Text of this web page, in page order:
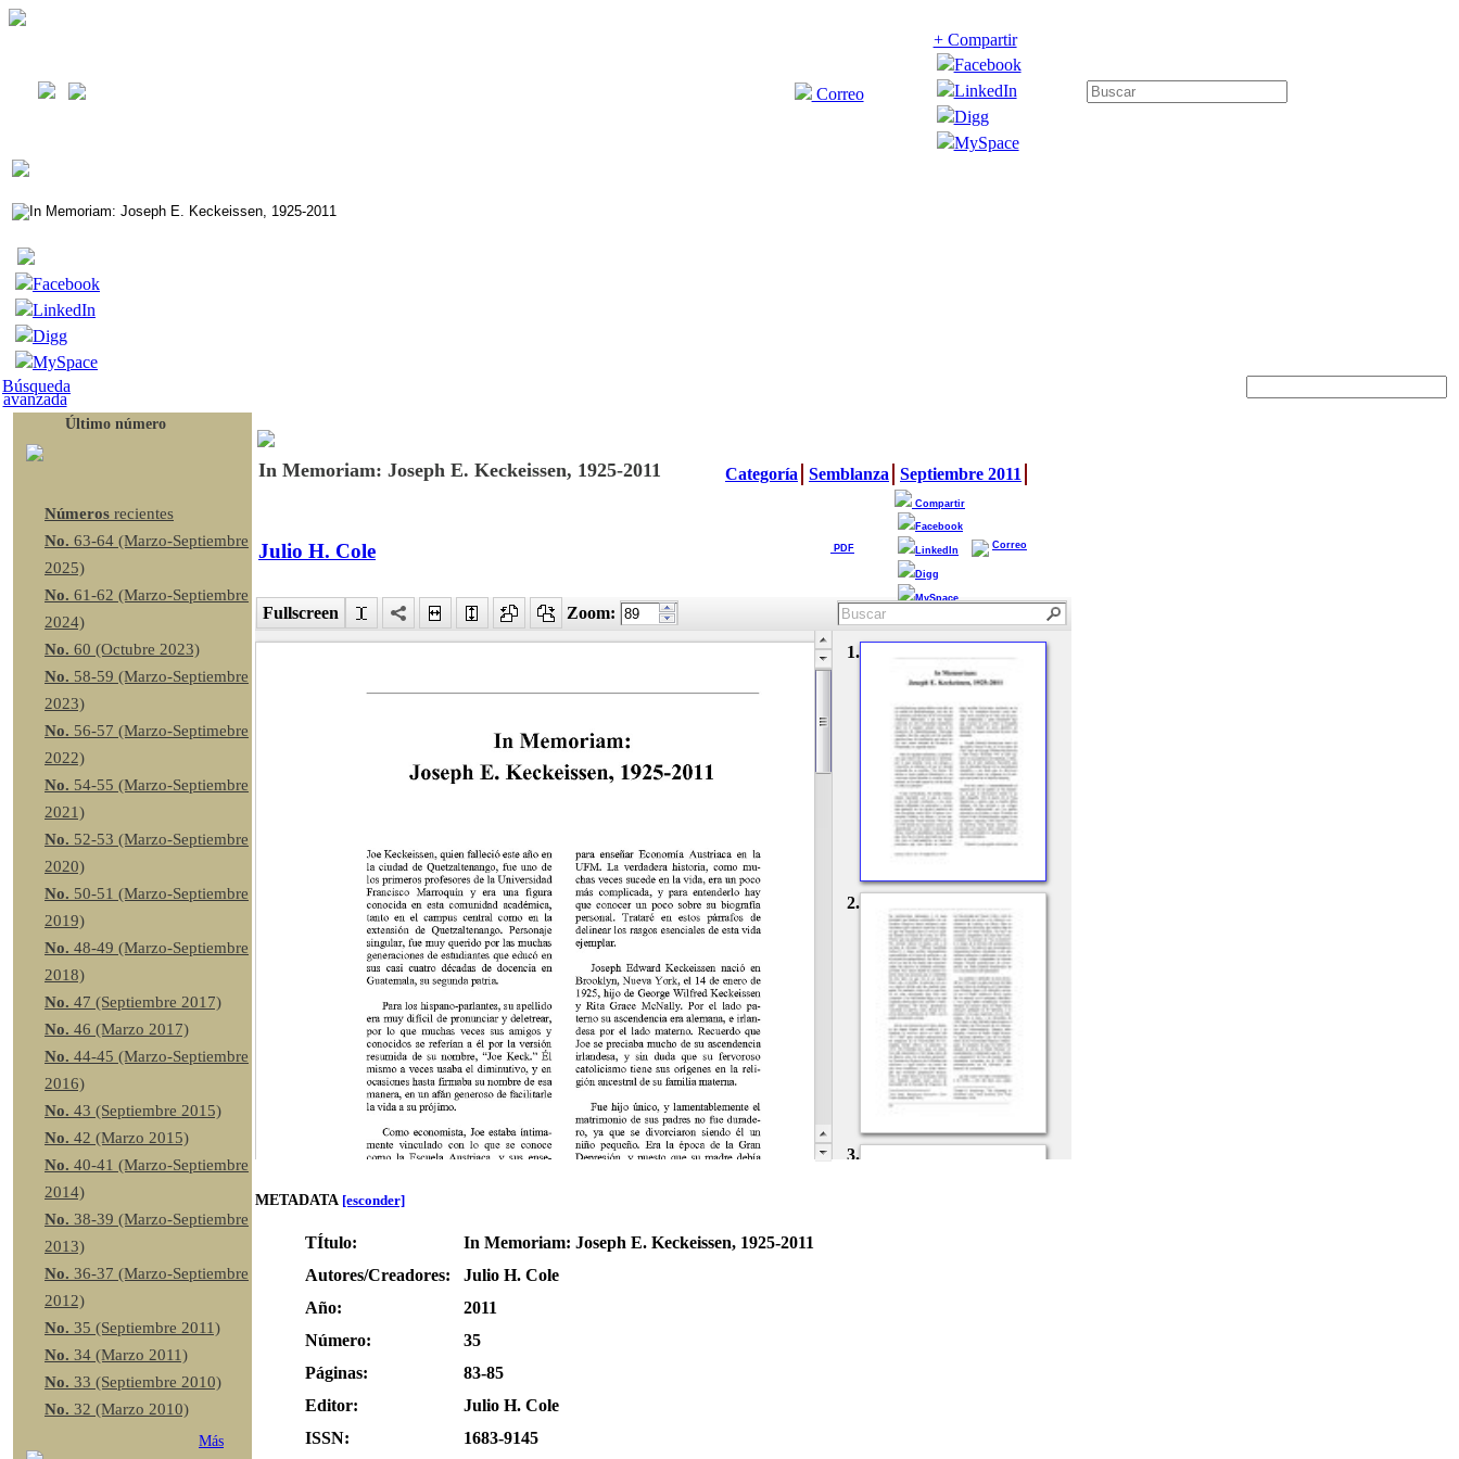
Correo
+ Compartir
Facebook
LinkedIn
Digg
MySpace
Facebook
LinkedIn
Digg
MySpace
Búsqueda
avanzada
Último número
Números recientes
No. 63-64 (Marzo-Septiembre
2025)
No. 61-62 (Marzo-Septiembre
2024)
No. 60 (Octubre 2023)
No. 58-59 (Marzo-Septiembre
2023)
No. 56-57 (Marzo-Septimebre
2022)
No. 54-55 (Marzo-Septiembre
2021)
No. 52-53 (Marzo-Septiembre
2020)
No. 50-51 (Marzo-Septiembre
2019)
No. 48-49 (Marzo-Septiembre
2018)
No. 47 (Septiembre 2017)
No. 46 (Marzo 2017)
No. 44-45 (Marzo-Septiembre
2016)
No. 43 (Septiembre 2015)
No. 42 (Marzo 2015)
No. 40-41 (Marzo-Septiembre
2014)
No. 38-39 (Marzo-Septiembre
2013)
No. 36-37 (Marzo-Septiembre
2012)
No. 35 (Septiembre 2011)
No. 34 (Marzo 2011)
No. 33 (Septiembre 2010)
No. 32 (Marzo 2010)
Más
In Memoriam: Joseph E. Keckeissen, 1925-2011 Categoría Semblanza Septiembre 2011
Julio H. Cole PDF
Compartir
Facebook
LinkedIn
Digg
MySpace
Correo
Fullscreen Zoom:
1.
2.
3.
METADATA [esconder]
TÍtulo:
In Memoriam: Joseph E. Keckeissen, 1925-2011
Autores/Creadores:
Julio H. Cole
Año:
2011
Número:
35
Páginas:
83-85
Editor:
Julio H. Cole
ISSN:
1683-9145